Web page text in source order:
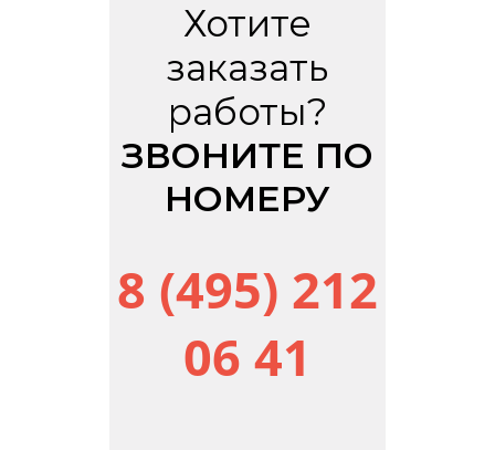
Хотите
заказать
работы?
ЗВОНИТЕ ПО
НОМЕРУ
8 (495) 212
06 41